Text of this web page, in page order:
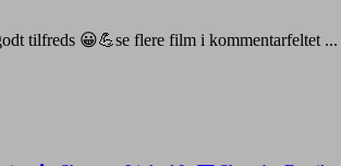
tilfreds 😀💪se flere film i kommentarfeltet ...